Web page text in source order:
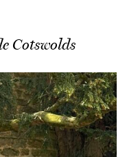
Cotswolds